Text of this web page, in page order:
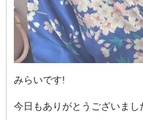
みらいです!
今日もありがとうございまし